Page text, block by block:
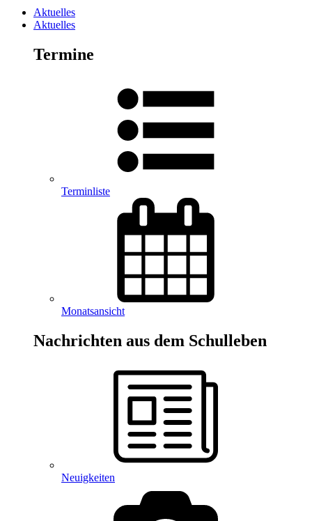
Aktuelles
Aktuelles
Termine
Terminliste
Monatsansicht
Nachrichten aus dem Schulleben
Neuigkeiten